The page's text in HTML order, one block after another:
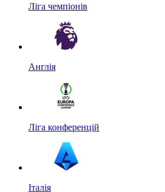
Ліга чемпіонів
Англія
Ліга конференцій
Італія